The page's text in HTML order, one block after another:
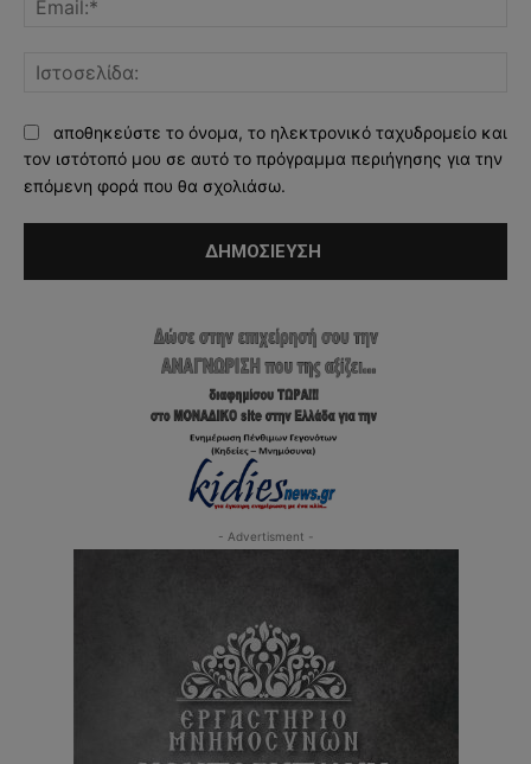
αποθηκεύστε το όνομα, το ηλεκτρονικό ταχυδρομείο και
τον ιστότοπό μου σε αυτό το πρόγραμμα περιήγησης για την
επόμενη φορά που θα σχολιάσω.
- Advertisment -